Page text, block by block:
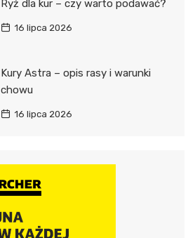
Ryż dla kur – czy warto podawać?
16 lipca 2026
Kury Astra – opis rasy i warunki
chowu
16 lipca 2026